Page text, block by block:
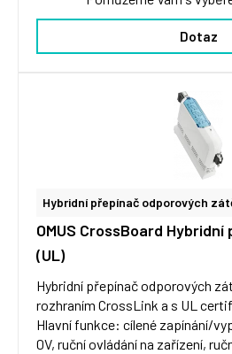
Dotaz
Hybridní přepínač odporových
OMUS CrossBoard
(UL)
Hybridní přepínač odporových
rozhraním CrossLink a s UL
Hlavní funkce: cílené zapínání/
0V, ruční ovládání na zařízení,